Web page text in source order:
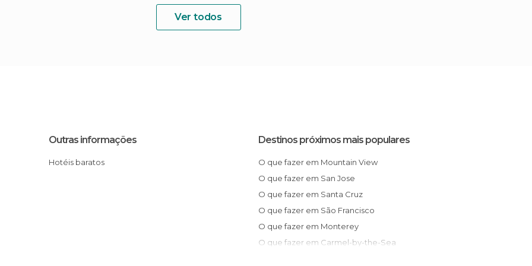
Ver todos
Outras informações
Hotéis baratos
Destinos próximos mais populares
O que fazer em Mountain View
O que fazer em San Jose
O que fazer em Santa Cruz
O que fazer em São Francisco
O que fazer em Monterey
O que fazer em Carmel-by-the-Sea